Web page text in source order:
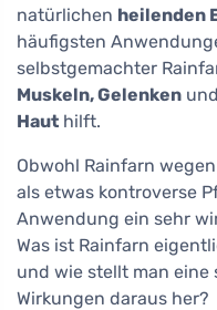
natürlichen heilenden
häufigsten
selbstgemachter
Muskeln, Gelenken und
Haut hilft.
Obwohl Rainfarn
als etwas kontroverse
Anwendung ein sehr
Was ist Rainfarn
und wie stellt man eine
Wirkungen daraus her?